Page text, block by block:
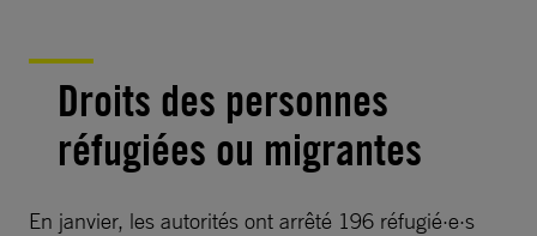
Droits des personnes
réfugiées ou migrantes
En janvier, les autorités ont arrêté 196 réfugié·e·s